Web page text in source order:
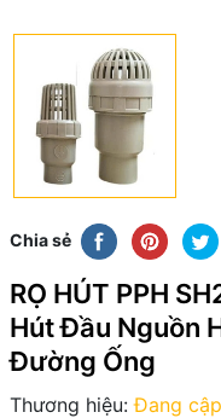
Chia sẻ
RỌ HÚT PPH
Hút Đầu Nguồn
Đường Ống
Thương hiệu: Đang